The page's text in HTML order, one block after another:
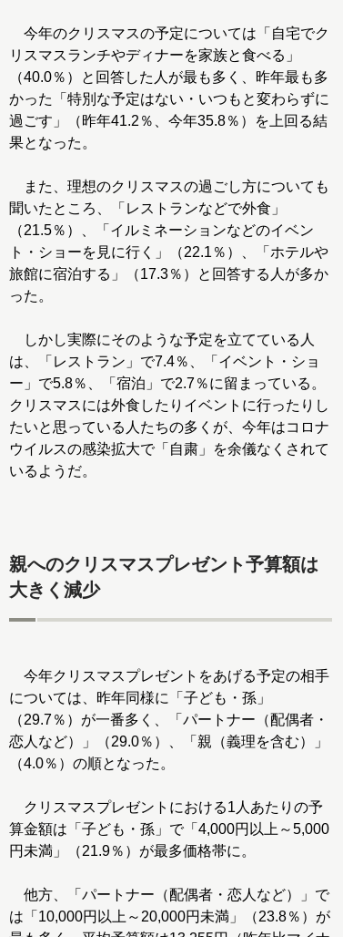
今年のクリスマスの予定については「自宅でク
リスマスランチやディナーを家族と食べる」
（40.0％）と回答した人が最も多く、昨年最も多
かった「特別な予定はない・いつもと変わらずに
過ごす」（昨年41.2％、今年35.8％）を上回る結
果となった。
また、理想のクリスマスの過ごし方についても
聞いたところ、「レストランなどで外食」
（21.5％）、「イルミネーションなどのイベン
ト・ショーを見に行く」（22.1％）、「ホテルや
旅館に宿泊する」（17.3％）と回答する人が多か
った。
しかし実際にそのような予定を立てている人
は、「レストラン」で7.4％、「イベント・ショ
ー」で5.8％、「宿泊」で2.7％に留まっている。
クリスマスには外食したりイベントに行ったりし
たいと思っている人たちの多くが、今年はコロナ
ウイルスの感染拡大で「自粛」を余儀なくされて
いるようだ。
親へのクリスマスプレゼント予算額は
大きく減少
今年クリスマスプレゼントをあげる予定の相手
については、昨年同様に「子ども・孫」
（29.7％）が一番多く、「パートナー（配偶者・
恋人など）」（29.0％）、「親（義理を含む）」
（4.0％）の順となった。
クリスマスプレゼントにおける1人あたりの予
算金額は「子ども・孫」で「4,000円以上～5,000
円未満」（21.9％）が最多価格帯に。
他方、「パートナー（配偶者・恋人など）」で
は「10,000円以上～20,000円未満」（23.8％）が